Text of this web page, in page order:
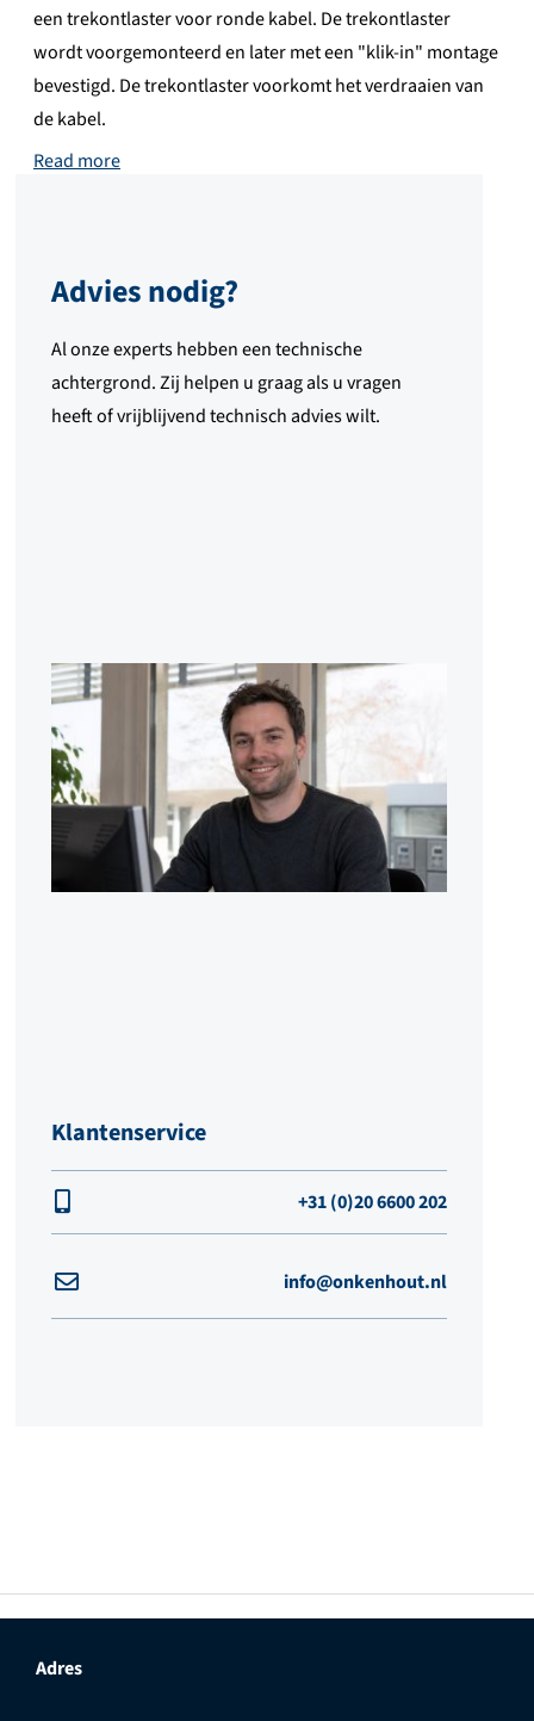
een trekontlaster voor ronde kabel. De trekontlaster
wordt voorgemonteerd en later met een "klik-in" montage
bevestigd. De trekontlaster voorkomt het verdraaien van
de kabel.
Read more
Advies nodig?
Al onze experts hebben een technische
achtergrond. Zij helpen u graag als u vragen
heeft of vrijblijvend technisch advies wilt.
Klantenservice
+31 (0)20 6600 202
info@onkenhout.nl
Adres